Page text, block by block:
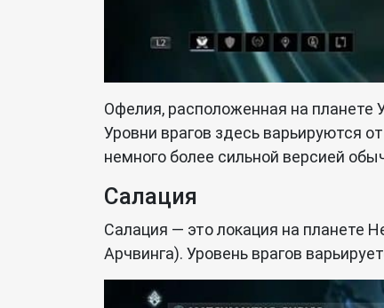
Офелия, расположенная на планете
Уровни врагов здесь варьируются
немного более сильной версией
Салация
Салация — это локация на планете
Арчвинга). Уровень врагов